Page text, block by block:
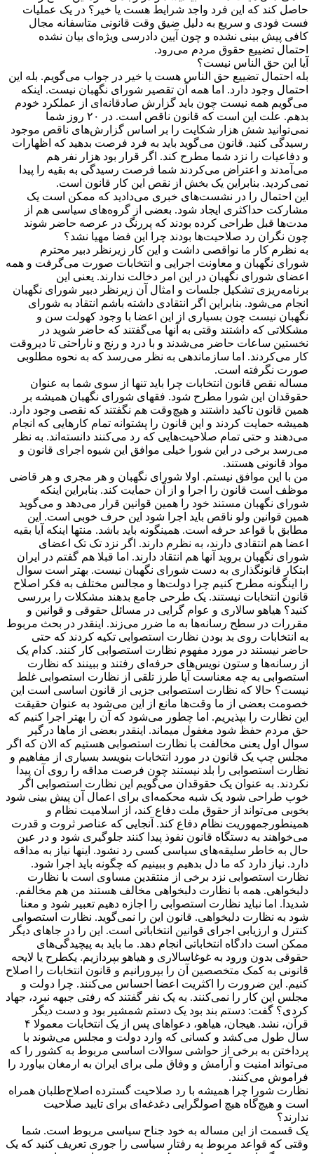
حاصل کند که این فرد واجد شرایط هست یا خیر؟ در یک عملیات
فست فودی و سریع به دلیل ضیق وقت قانونی متاسفانه مجال
کافی پیش بینی نشده و چون آیین دادرسی ویژه‌ای بیان نشده
احتمال تضییع حقوق مردم می‌رود.
آیا این حق الناس نیست؟
بله احتمال تضییع حق الناس هست یا خیر در جواب می‌گویم. بله این
احتمال وجود دارد. اما همه آن تقصیر شورای نگهبان نیست. اینکه
می‌گویم همه نیست چون باید گزارش صادقانه‌ای از عملکرد خودم
بدهم. علت این است که قانون ناقص است. در ٢٠ روز شما
نمی‌توانید شش هزار شکایت را بر اساس گزارش‌های ناقص موجود
رسیدگی کنید. قانون می‌گوید باید به فرد فرصت بدهید که اظهارات
و دفاعیات را نزد شما مطرح کند. اگر قرار بود هزار نفر هم
می‌آمدند و اعتراض می‌کردند شما فرصت رسیدگی به بقیه را پیدا
نمی‌کردید. بنابراین یک بخش از نقص این کار قانون است.
این احتمال را در نشست‌های خبری می‌دادید که ممکن است یک
مشارکت حداکثری ایجاد شود. بعضی از گروه‌های سیاسی هم از
مدت‌ها قبل طراحی کرده بودند که پررنگ در عرصه حاضر شوند
چون نگران رد صلاحیت‌ها بودند چرا این فضا مهیا نشد؟
به نظرم کار ما نواقصی داشت و این کار زیرنظر دبیر محترم
شورای نگهبان و معاونت اجرایی و انتخابات صورت می‌گرفت و همه
اعضای شورای نگهبان در این امر دخالت ندارند. یعنی این
برنامه‌ریزی تشکیل جلسات و امثال آن زیرنظر دبیر شورای نگهبان
انجام می‌شود. بنابراین اگر انتقادی داشته باشم انتقاد به شورای
نگهبان نیست چون بسیاری از این اعضا با وجود کهولت سن و
مشکلاتی که داشتند وقتی به آنها می‌گفتند که حاضر شوید در
نخستین ساعات حاضر می‌شدند و با درد و رنج و ناراحتی تا دیروقت
کار می‌کردند. اما سازماندهی به نظر می‌رسد که به نحوه مطلوبی
صورت نگرفته است.
مساله نقص قانون انتخابات چرا باید تنها از سوی شما به عنوان
حقوقدان این شورا مطرح ‌شود. فقهای شورای نگهبان همیشه بر
همین قانون تاکید داشتند و هیچ‌وقت هم نگفتند که نقصی وجود دارد.
همیشه حمایت کردند و این قانون را پشتوانه تمام کارهایی که انجام
می‌دهند و حتی تمام صلاحیت‌هایی که رد می‌کنند دانسته‌اند. به نظر
می‌رسد برخی در این شورا خیلی موافق این شیوه اجرای قانون و
مواد قانونی هستند.
من با این موافق نیستم. اولا شورای نگهبان و هر مجری و هر قاضی
موظف است قانون را اجرا و از آن حمایت کند. بنابراین اینکه
شورای نگهبان مستند خود را همین قوانین قرار می‌دهد و می‌گوید
همین قوانین ولو ناقص باید اجرا شود این حرف خوبی است. این
مطابق با قواعد حرفه است. همینگونه باید باشد. منتها اینکه آیا بقیه
اعضا هم انتقادی دارند، به نظرم دارند. اگر نزد تک تک اعضای
شورای نگهبان بروید آنها هم انتقاد دارند. اما قبلا هم گفتم در ایران
ابتکار قانونگذاری به دست شورای نگهبان نیست. بهتر است سوال
را اینگونه مطرح کنیم چرا دولت‌ها و مجالس مختلف به فکر اصلاح
قانون انتخابات نیستند. یک طرحی جامع بدهند مشکلات را بررسی
کنید؟ هیاهو سالاری و عوام گرایی در مسائل حقوقی و قوانین و
مقررات در سطح رسانه‌ها به ما ضرر می‌زند. اینقدر در بحث مربوط
به انتخابات روی بد بودن نظارت استصوابی تکیه کردند که حتی
حاضر نیستند در مورد مفهوم نظارت استصوابی کار کنند. کدام یک
از رسانه‌ها و ستون نویس‌های حرفه‌ای رفتند و ببینند که نظارت
استصوابی به چه معناست آیا طرز تلقی از نظارت استصوابی غلط
نیست؟ حالا که نظارت استصوابی جزیی از قانون اساسی است این
خصومت بعضی از ما وقت‌ها مانع از این می‌شود به عنوان حقیقت
این نظارت را بپذیریم. اما چطور می‌شود که آن را بهتر اجرا کنیم که
حق مردم حفظ شود مغفول میماند. اینقدر بعضی از ماها درگیر
سوال اول یعنی مخالفت با نظارت استصوابی هستیم که الان که اگر
مجلس چپ یک قانون در مورد انتخابات بنویسد بسیاری از مفاهیم و
نظارت استصوابی را بلد نیستند چون فرصت مداقه را روی آن پیدا
نکردند. به عنوان یک حقوقدان می‌گویم این نظارت استصوابی اگر
خوب طراحی شود یک شبه محکمه‌ای برای اعمال آن پیش بینی شود
بخوبی می‌تواند از حقوق ملت دفاع کند، از اسلامیت نظام و
همینطورجمهوریت نظام دفاع کند. آنجایی که عناصر ثروت و قدرت
می‌خواهند به دستگاه قانون نفوذ پیدا کنند جلوگیری شود و در عین
حال به خاطر سلیقه‌های سیاسی کسی رد نشود. اینها نیاز به مداقه
دارد. نیاز دارد که ما دل بدهیم و ببینیم که چگونه باید اجرا شود.
نظارت استصوابی نزد برخی از منتقدین مساوی است با نظارت
دلبخواهی. همه با نظارت دلبخواهی مخالف هستند من هم مخالفم.
شدیدا. اما نباید نظارت استصوابی را اجازه دهیم تعبیر شود و معنا
شود به نظارت دلبخواهی. قانون این را نمی‌گوید. نظارت استصوابی
کنترل و ارزیابی اجرای قوانین انتخاباتی است. این را در جاهای دیگر
ممکن است دادگاه انتخاباتی انجام دهد. ما باید به پیچیدگی‌های
حقوقی بدون ورود به غوغاسالاری و هیاهو بپردازیم. یکطرح یا لایحه
قانونی به کمک متخصصین آن را بپرورانیم و قانون انتخابات را اصلاح
کنیم. این ضرورت را اکثریت اعضا احساس می‌کنند. چرا دولت و
مجلس این کار را نمی‌کنند. به یک نفر گفتند که رفتی جبهه نبرد، جهاد
کردی؟ گفت: دستم بند بود یک دستم شمشیر بود و دست دیگر
قرآن، نشد. هیجان، هیاهو، دعواهای پس از یک انتخابات معمولا ۴
سال طول می‌کشد و کسانی که وارد دولت و مجلس می‌شوند با
پرداختن به برخی از حواشی سوالات اساسی مربوط به کشور را که
می‌تواند امنیت و آرامش و وفاق ملی برای ایران به ارمغان بیاورد را
فراموش می‌کنند.
نظارت شورا چرا همیشه با رد صلاحیت گسترده اصلاح‌طلبان همراه
است و هیچ‌گاه هیچ اصولگرایی دغدغه‌ای برای تایید صلاحیت
ندارند؟
یک قسمت از این مساله به خود جناح سیاسی مربوط است. شما
وقتی که قواعد مربوط به رفتار سیاسی را جوری تعریف کنید که یک